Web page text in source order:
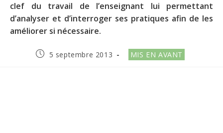
clef du travail de l’enseignant lui permettant
d’analyser et d’interroger ses pratiques afin de les
améliorer si nécessaire.
Publication
5 septembre 2013
Post
category:
MIS EN AVANT